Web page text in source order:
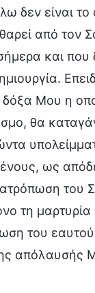
δεν είναι
από τον
και που
Μου η
θα
ως
του
τη
του
απόλαυσής